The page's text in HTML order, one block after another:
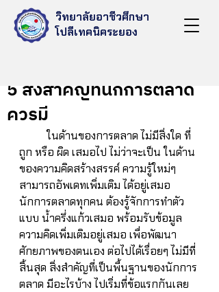
วิทยาลัยอาชีวศึกษา
โปลีเทคนิคระยอง
5 สิ่งสำคัญที่นักการตลาด
ควรมี
	ในด้านของการตลาด ไม่มีสิ่งใด ที่
ถูก หรือ ผิด เสมอไป ไม่ว่าจะเป็น ในด้าน
ของความคิดสร้างสรรค์ ความรู้ใหม่ๆ
สามารถอัพเดทเพิ่มเติม ได้อยู่เสมอ
นักการตลาดทุกคน ต้องรู้จักการทำตัว
แบบ น้ำครึ่งแก้วเสมอ พร้อมรับข้อมูล
ความคิดเพิ่มเติมอยู่เสมอ เพื่อพัฒนา
ศักยภาพของตนเอง ต่อไปได้เรื่อยๆ ไม่มีที่
สิ้นสุด สิ่งสำคัญที่เป็นพื้นฐานของนักการ
ตลาด มีอะไรบ้าง ไปเริ่มที่ข้อแรกกันเลย